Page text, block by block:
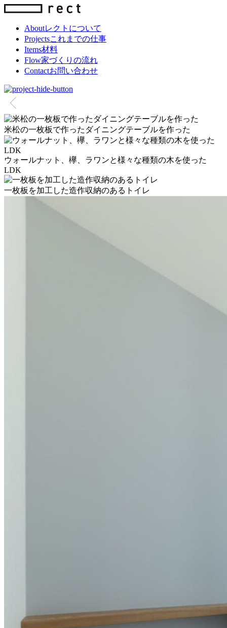
Aboutレクトについて
Projectsこれまでの仕事
Items材料
Flow家づくりの流れ
Contactお問い合わせ
米松の一枚板で作ったダイニングテーブルを作った
ウォールナット、欅、ラワンと様々な種類の木を使った
LDK
一枚板を加工した造作収納のあるトイレ